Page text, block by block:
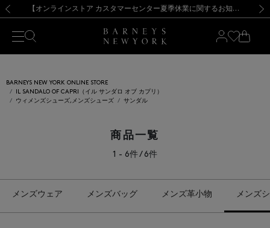
新規登録のお客様も対象！＜MY BARNEYS＞会員のお客様は11,000円（税込）以上のお買上げで常時送料無料！お買い物の際は会員登録を！
【夏季休業に伴う出荷一時停止のお知らせ】(2026.8.7) 【オンラインストア カスタマーセンター夏季休業に関するお知らせ】（2026.8.7）
【夏季休業に伴う返品・交換承り一時停止のお知らせ】（2026.8.5）
熊本県を中心とした地震の影響によるお荷物のお届けについて
【開催中】SUMMER SALEのご案内・ご注意事項 新規登録のお客様も対象！＜MY BARNEYS＞会員のお客様は11,000円（税込）以上のお買上げで常時送料無料！お買い物の際は会員登録を！
【夏季休業に伴う出荷一時停止のお知らせ】(2026.8.7)
BARNEYS NEW YORK ONLINE STORE
IL SANDALO OF CAPRI（イル サンダロ オブ カプリ）
ウィメンズシューズ,メンズシューズ
サンダル
商品一覧
1 - 6件 / 6件
メンズウェア メンズバッグ メンズ革小物 メンズ